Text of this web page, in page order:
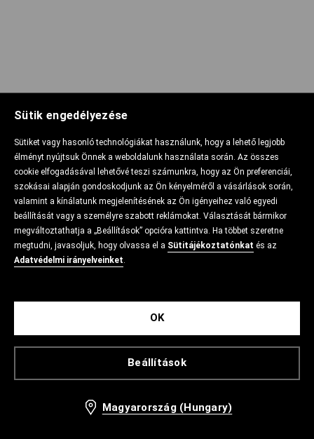
Sütik engedélyezése
Sütiket vagy hasonló technológiákat használunk, hogy a lehető legjobb
élményt nyújtsuk Önnek a weboldalunk használata során. Az összes
cookie elfogadásával lehetővé teszi számunkra, hogy az Ön preferenciái,
szokásai alapján gondoskodjunk az Ön kényelméről a vásárlások során,
valamint a kínálatunk megjelenítésének az Ön igényeihez való egyedi
beállítását vagy a személyre szabott reklámokat. Választását bármikor
megváltoztathatja a „Beállítások” opcióra kattintva. Ha többet szeretne
megtudni, javasoljuk, hogy olvassa el a Sütitájékoztatónkat és az
Adatvédelmi irányelveinket.
Beállítások
OK
Magyarország (Hungary)